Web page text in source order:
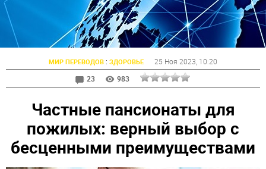
МИР ПЕРЕВОДОВ : ЗДОРОВЬЕ 25 Ноя 2023 , 10:20
23
983
Частные пансионаты для
пожилых: верный выбор с
бесценными преимуществами